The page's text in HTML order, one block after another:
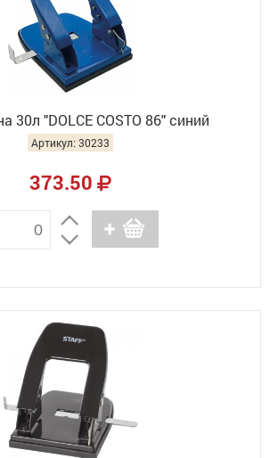
30л "DOLCE COSTO 86" синий
Артикул: 30233
373.50